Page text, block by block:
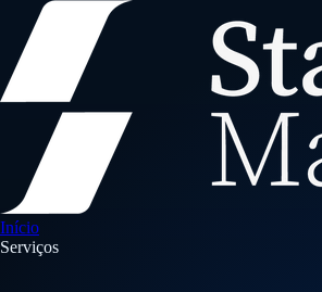
Início
Serviços